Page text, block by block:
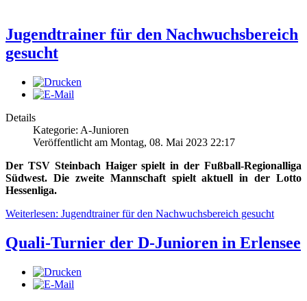
Jugendtrainer für den Nachwuchsbereich
gesucht
Details
Kategorie: A-Junioren
Veröffentlicht am Montag, 08. Mai 2023 22:17
Der TSV Steinbach Haiger spielt in der Fußball-Regionalliga
Südwest. Die zweite Mannschaft spielt aktuell in der Lotto
Hessenliga.
Weiterlesen: Jugendtrainer für den Nachwuchsbereich gesucht
Quali-Turnier der D-Junioren in Erlensee